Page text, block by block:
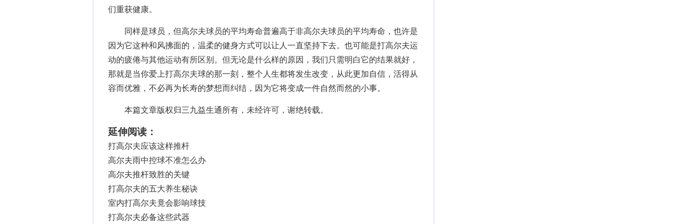
们重获健康。
同样是球员，但高尔夫球员的平均寿命普遍高于非高尔夫球员的平均寿命，也许是
因为它这种和风拂面的，温柔的健身方式可以让人一直坚持下去。也可能是打高尔夫运
动的疲倦与其他运动有所区别。但无论是什么样的原因，我们只需明白它的结果就好，
那就是当你爱上打高尔夫球的那一刻，整个人生都将发生改变，从此更加自信，活得从
容而优雅，不必再为长寿的梦想而纠结，因为它将变成一件自然而然的小事。
本篇文章版权归三九益生通所有，未经许可，谢绝转载。
延伸阅读：
打高尔夫应该这样推杆
高尔夫雨中控球不准怎么办
高尔夫推杆致胜的关键
打高尔夫的五大养生秘诀
室内打高尔夫竟会影响球技
打高尔夫必备这些武器